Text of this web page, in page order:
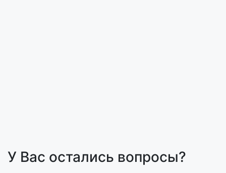
У Вас остались вопросы?